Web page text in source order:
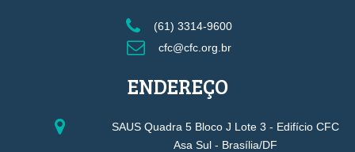
(61) 3314-9600
cfc@cfc.org.br
ENDEREÇO
SAUS Quadra 5 Bloco J Lote 3 - Edifício CFC
Asa Sul - Brasília/DF